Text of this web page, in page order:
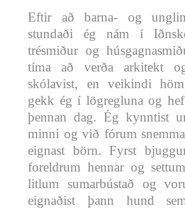
Eftir að barna- og
stundaði ég nám í
trésmiður og
tíma að verða arkitekt
skólavist, en veikindi
gekk ég í lögregluna og
þennan dag. Ég kynntist
minni og við fórum
eignast börn. Fyrst
foreldrum hennar og
litlum sumarbústað og
eignaðist þann hund